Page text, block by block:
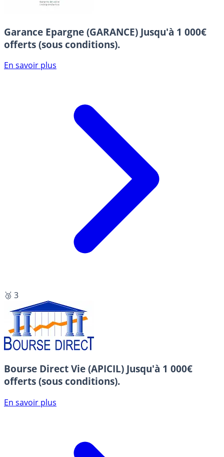
Garance Epargne (GARANCE) Jusqu'à 1 000€
offerts (sous conditions).
En savoir plus
🥉 3
Bourse Direct Vie (APICIL) Jusqu'à 1 000€
offerts (sous conditions).
En savoir plus